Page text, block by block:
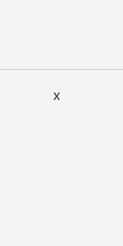
x